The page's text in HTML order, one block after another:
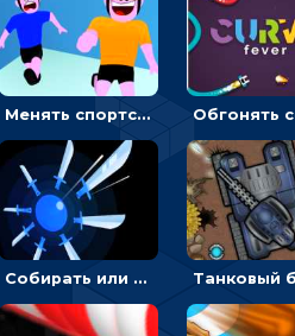
Менять спортсмена на строителя, чтобы бежать вперед к финишу - ИО
Собирать или соединять ножи на поле, чтобы уничтожать врагов - ИО